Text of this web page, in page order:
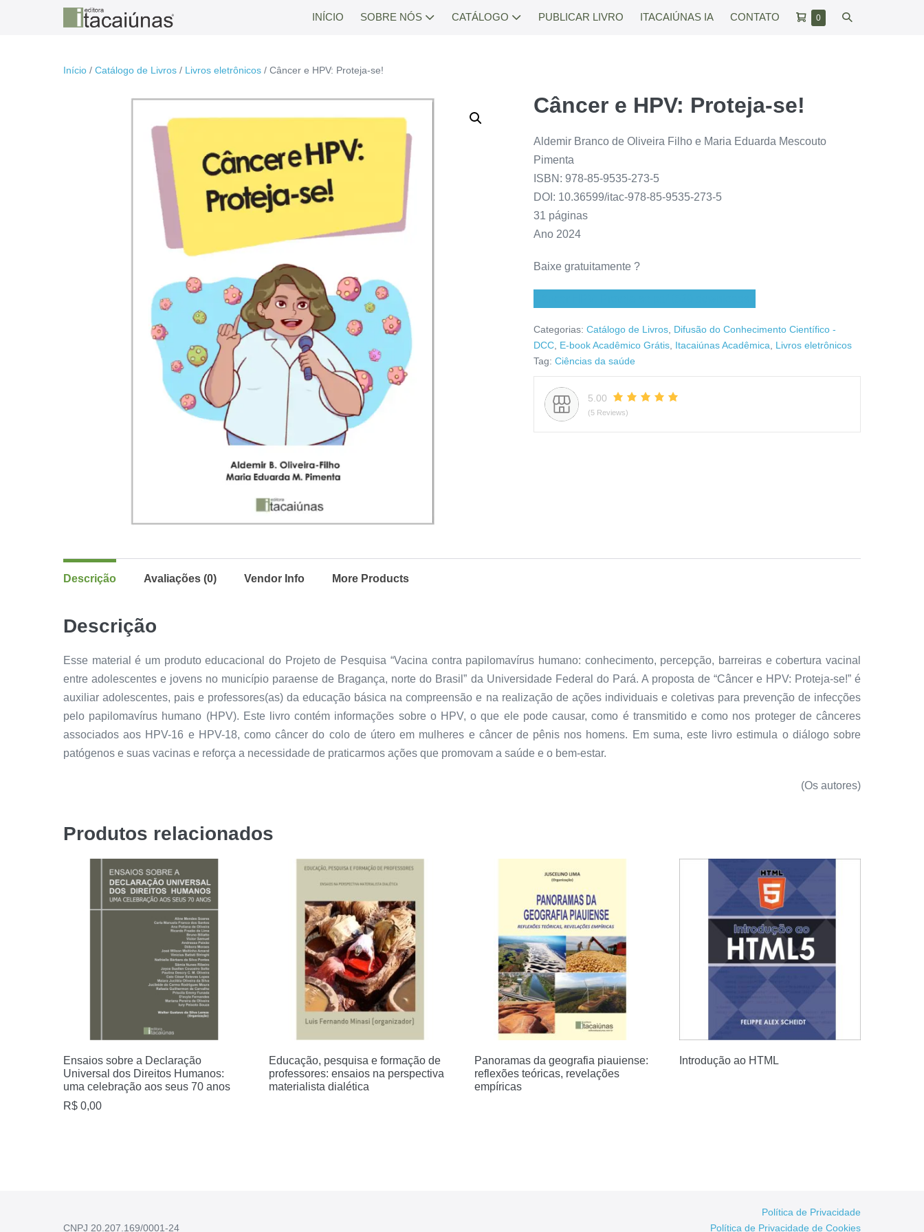
INÍCIO SOBRE NÓS CATÁLOGO PUBLICAR LIVRO ITACAIÚNAS IA CONTATO
Carrinho
0Itens
Alternar
Início / Catálogo de Livros / Livros eletrônicos / Câncer e HPV: Proteja-se!
Câncer e HPV: Proteja-se!
Aldemir Branco de Oliveira Filho e Maria Eduarda Mescouto
Pimenta
ISBN: 978-85-9535-273-5
DOI: 10.36599/itac-978-85-9535-273-5
31 páginas
Ano 2024
Baixe gratuitamente ?
Categorias:Catálogo de Livros Difusão do Conhecimento Científico -
DCC E-book Acadêmico Grátis Itacaiúnas Acadêmica
Livros eletrônicos
Tag:Ciências da saúde
5.00
(5 Reviews)
Descrição Avaliações (0) Vendor Info More Products
Descrição
Esse material é um produto educacional do Projeto de Pesquisa “Vacina contra papilomavírus humano: conhecimento, percepção, barreiras e cobertura vacinal
entre adolescentes e jovens no município paraense de Bragança, norte do Brasil” da Universidade Federal do Pará. A proposta de “Câncer e HPV: Proteja-se!” é
auxiliar adolescentes, pais e professores(as) da educação básica na compreensão e na realização de ações individuais e coletivas para prevenção de infecções
pelo papilomavírus humano (HPV). Este livro contém informações sobre o HPV, o que ele pode causar, como é transmitido e como nos proteger de cânceres
associados aos HPV-16 e HPV-18, como câncer do colo de útero em mulheres e câncer de pênis nos homens. Em suma, este livro estimula o diálogo sobre
patógenos e suas vacinas e reforça a necessidade de praticarmos ações que promovam a saúde e o bem-estar.
(Os autores)
Produtos relacionados
Ensaios sobre a Declaração
Universal dos Direitos Humanos:
uma celebração aos seus 70 anos
R$ 0,00
Educação, pesquisa e formação de
professores: ensaios na perspectiva
materialista dialética
Panoramas da geografia piauiense:
reflexões teóricas, revelações
empíricas
Introdução ao HTML
CNPJ 20.207.169/0001-24
Política de Privacidade
Política de Privacidade de Cookies